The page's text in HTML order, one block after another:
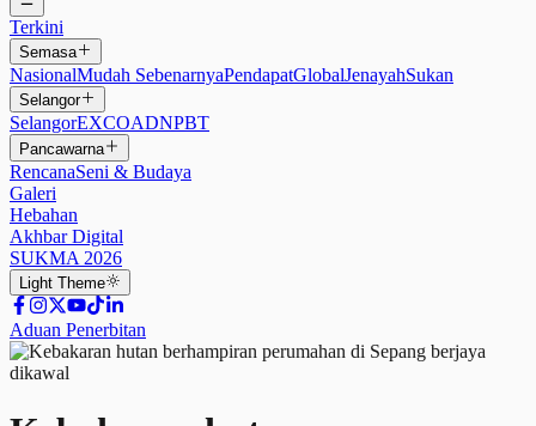
Terkini
Semasa
NasionalMudah SebenarnyaPendapatGlobalJenayahSukan
Selangor
SelangorEXCOADNPBT
Pancawarna
RencanaSeni & Budaya
Galeri
Hebahan
Akhbar Digital
SUKMA 2026
Light Theme
Aduan Penerbitan